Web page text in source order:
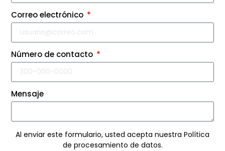
Correo electrónico
Número de contacto
Mensaje
Al enviar este formulario, usted acepta nuestra Política
de procesamiento de datos.